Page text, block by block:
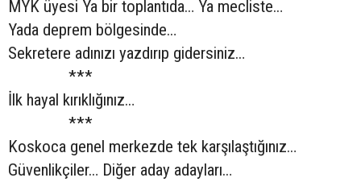
MYK üyesi Ya bir toplantıda… Ya mecliste…
Yada deprem bölgesinde…
Sekretere adınızı yazdırıp gidersiniz…
***
İlk hayal kırıklığınız…
***
Koskoca genel merkezde tek karşılaştığınız…
Güvenlikçiler… Diğer aday adayları…